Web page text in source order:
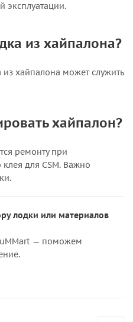
эксплуатации.
из хайпалона?
хайпалона может служить
хайпалон?
ремонту при
для CSM. Важно
лодки или материалов
— поможем